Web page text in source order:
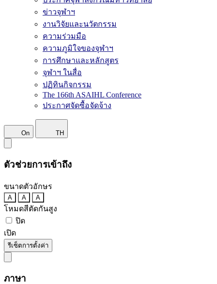
ข่าวจุฬาฯ
งานวิจัยและนวัตกรรม
ความร่วมมือ
ความภูมิใจของจุฬาฯ
การศึกษาและหลักสูตร
จุฬาฯ ในสื่อ
ปฏิทินกิจกรรม
The 166th ASAIHL Conference
ประกาศจัดซื้อจัดจ้าง
On TH
ตัวช่วยการเข้าถึง
ขนาดตัวอักษร
A A A
โหมดสีตัดกันสูง
ปิด
เปิด
รีเซ็ตการตั้งค่า
ภาษา